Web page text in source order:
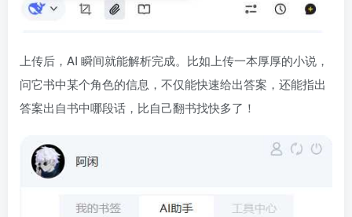
上传后，AI 瞬间就能解析完成。比如上传一本厚厚的小说，
问它书中某个角色的信息，不仅能快速给出答案，还能指出
答案出自书中哪段话，比自己翻书找快多了！